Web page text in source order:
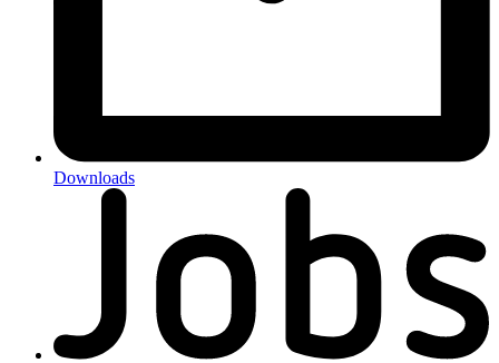
Downloads